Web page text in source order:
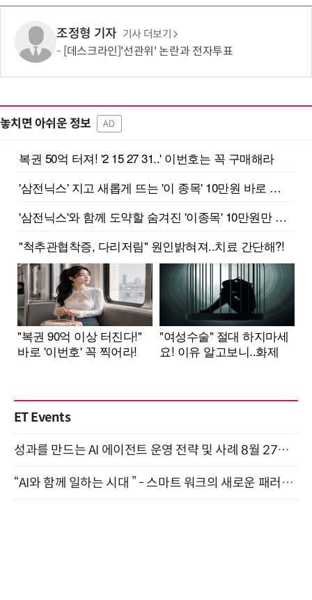
조정형 기자 기사 더보기
[데스크라인]'선관위' 논란과 전자투표
놓치면 아쉬운 정보 AD
ET Events
성과를 만드는 AI 에이전트 운영 전략 및 사례 8월 27일 개최
“AI와 함께 일하는 시대 ” - 스마트 워크의 새로운 패러다임 (9/11)